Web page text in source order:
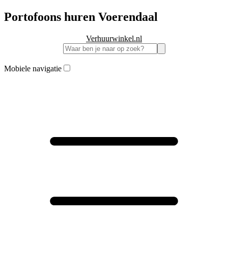
Portofoons huren Voerendaal
Verhuurwinkel.nl
Mobiele navigatie